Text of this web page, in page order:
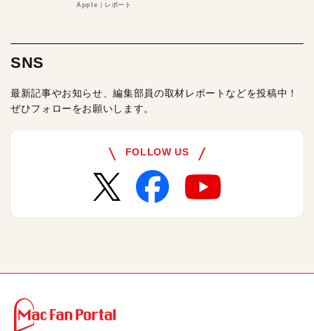
る理由とは
Apple レポート
SNS
最新記事やお知らせ、編集部員の取材レポートなどを投稿中！
ぜひフォローをお願いします。
FOLLOW US